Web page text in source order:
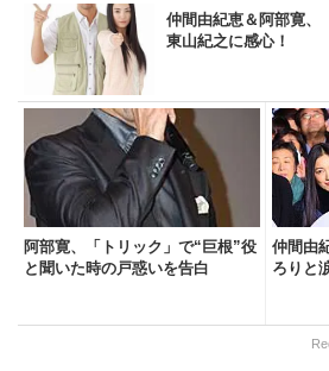
仲間由紀恵＆阿部寛、
東山紀之に感心！
阿部寛、「トリック」で“巨根”役
と聞いた時の戸惑いを告白
仲間由
ろりと